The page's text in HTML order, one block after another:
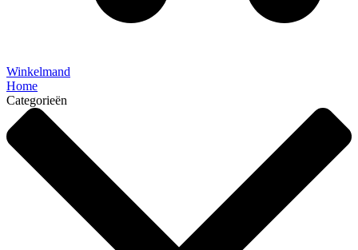
Winkelmand
Home
Categorieën